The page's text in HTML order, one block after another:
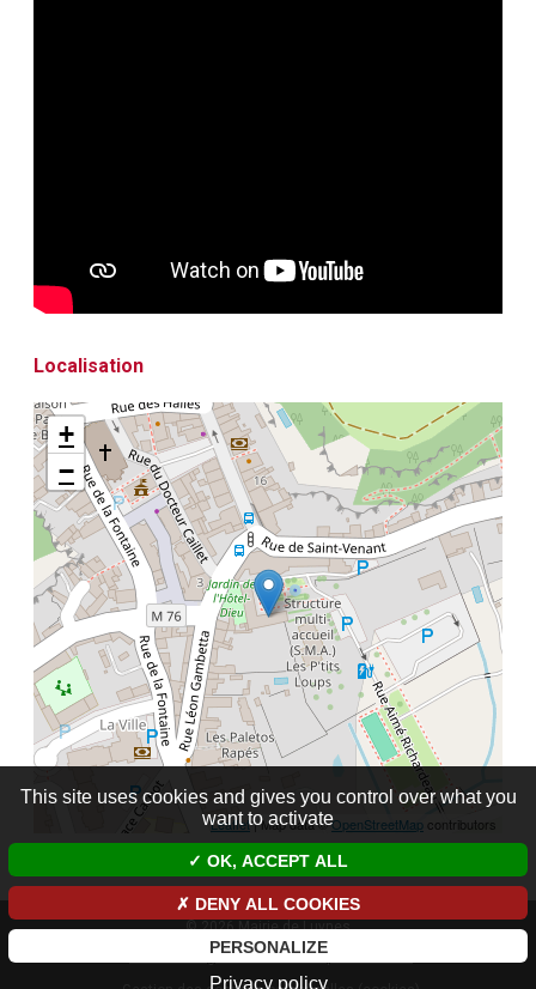
Localisation
+
−
Leaflet| Map data ©OpenStreetMap contributors
© 2026 Mairie de Luynes
Mentions légales et données personnelles
This site uses cookies and gives you control over what you
want to activate
OK, ACCEPT ALL
DENY ALL COOKIES
PERSONALIZE
Privacy policy